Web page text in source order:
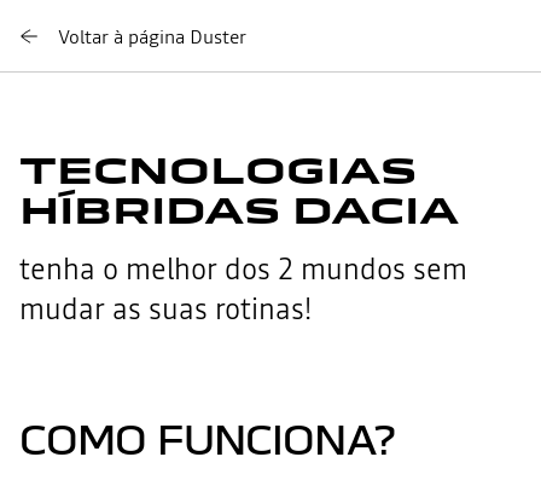
Voltar à página Duster
TECNOLOGIAS
HÍBRIDAS DACIA
tenha o melhor dos 2 mundos sem
mudar as suas rotinas!
COMO FUNCIONA?